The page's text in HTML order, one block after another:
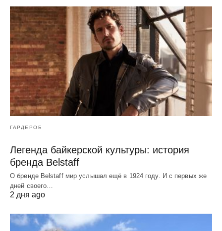
ГАРДЕРОБ
Легенда байкерской культуры: история
бренда Belstaff
О бренде Belstaff мир услышал ещё в 1924 году. И с первых же
дней своего…
2 дня ago